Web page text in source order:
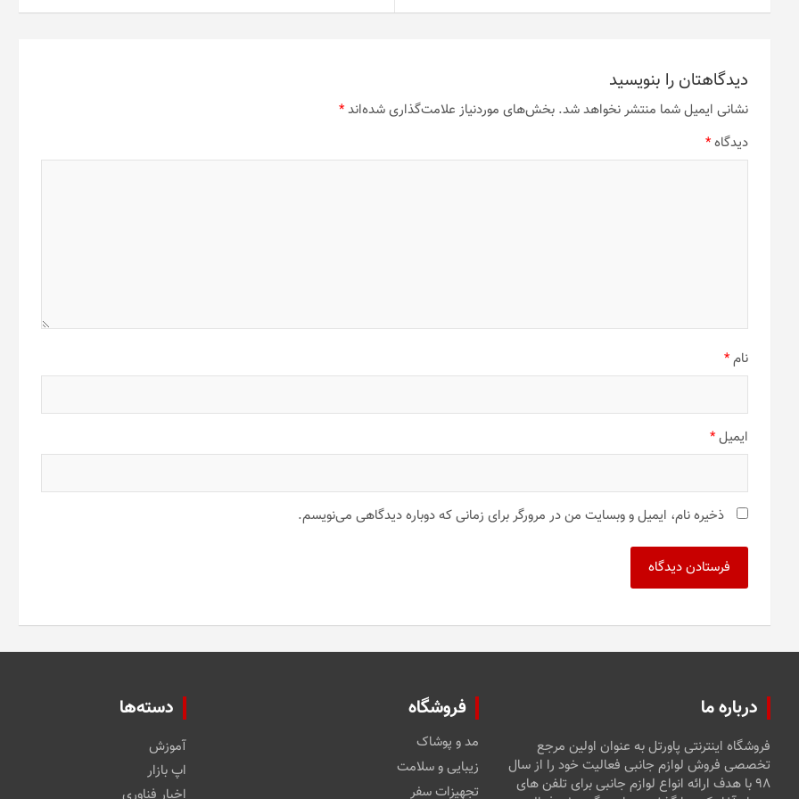
باشد.
ممکن
است
در
صفحه
محصول
باشد.
در
باشد.
در
باشد.
دیدگاهتان را بنویسید
نشانی ایمیل شما منتشر نخواهد شد. بخش‌های موردنیاز علامت‌گذاری شده‌اند*
دیدگاه*
نام*
ایمیل*
ذخیره نام، ایمیل و وبسایت من در مرورگر برای زمانی که دوباره دیدگاهی می‌نویسم.
درباره ما
فروشگاه اینترنتی پاورتل به عنوان اولین مرجع
تخصصی فروش لوازم جانبی فعالیت خود را از سال
۹۸ با هدف ارائه انواع لوازم جانبی برای تلفن های
فروشگاه
مد و پوشاک
زیبایی و سلامت
تجهیزات سفر
دسته‌ها
آموزش
اپ بازار